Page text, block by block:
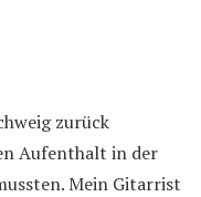
zurück
Aufenthalt in der
Mein Gitarrist